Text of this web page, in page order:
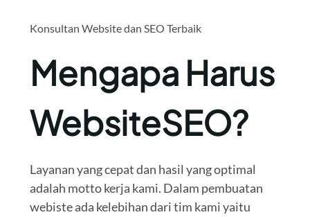
Konsultan Website dan SEO Terbaik
Mengapa Harus
WebsiteSEO?
Layanan yang cepat dan hasil yang optimal
adalah motto kerja kami. Dalam pembuatan
webiste ada kelebihan dari tim kami yaitu